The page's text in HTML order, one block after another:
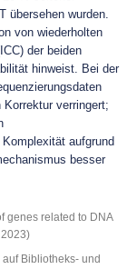
übersehen wurden.
von wiederholten
der beiden
hinweist. Bei der
verringert;
aufgrund
besser
Bibliotheks- und